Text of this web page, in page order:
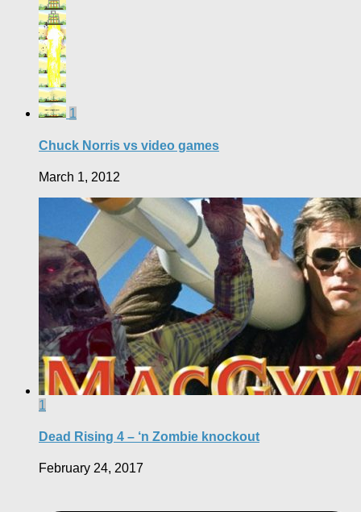
1
Chuck Norris vs video games
March 1, 2012
1
Dead Rising 4 – ‘n Zombie knockout
February 24, 2017